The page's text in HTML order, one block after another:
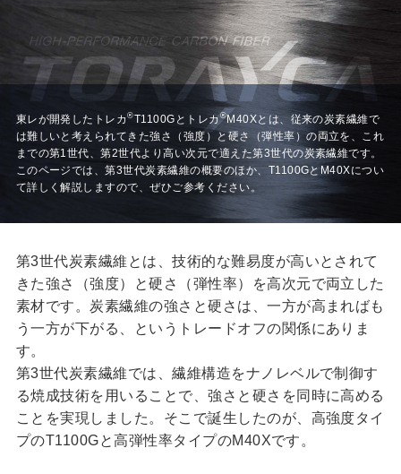
東レが開発したトレカ®T1100Gとトレカ®M40Xとは、従来の炭素繊維で
は難しいと考えられてきた強さ（強度）と硬さ（弾性率）の両立を、これ
までの第1世代、第2世代より高い次元で適えた第3世代の炭素繊維です。
このページでは、第3世代炭素繊維の概要のほか、T1100GとM40Xについ
て詳しく解説しますので、ぜひご参考ください。
第3世代炭素繊維とは、技術的な難易度が高いとされて
きた強さ（強度）と硬さ（弾性率）を高次元で両立した
素材です。炭素繊維の強さと硬さは、一方が高まればも
う一方が下がる、というトレードオフの関係にありま
す。
第3世代炭素繊維では、繊維構造をナノレベルで制御す
る焼成技術を用いることで、強さと硬さを同時に高める
ことを実現しました。そこで誕生したのが、高強度タイ
プのT1100Gと高弾性率タイプのM40Xです。